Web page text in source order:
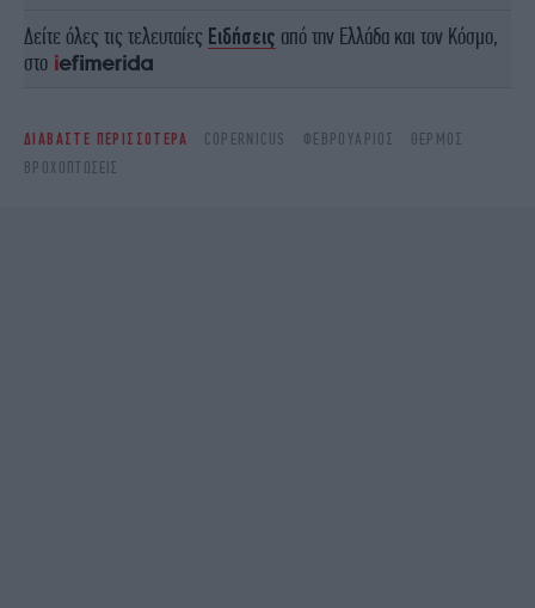
Δείτε όλες τις τελευταίες Ειδήσεις από την Ελλάδα και τον Κόσμο,
στο
ΔΙΑΒΑΣΤΕ ΠΕΡΙΣΣΟΤΕΡΑ COPERNICUS ΦΕΒΡΟΥΆΡΙΟΣ
ΘΕΡΜΟΣ
ΒΡΟΧΟΠΤΏΣΕΙΣ